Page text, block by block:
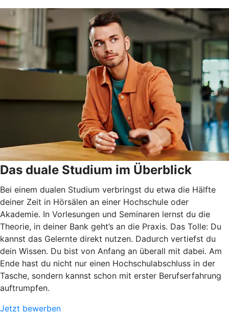
Das duale Studium im Überblick
Bei einem dualen Studium verbringst du etwa die Hälfte
deiner Zeit in Hörsälen an einer Hochschule oder
Akademie. In Vorlesungen und Seminaren lernst du die
Theorie, in deiner Bank geht’s an die Praxis. Das Tolle: Du
kannst das Gelernte direkt nutzen. Dadurch vertiefst du
dein Wissen. Du bist von Anfang an überall mit dabei. Am
Ende hast du nicht nur einen Hochschulabschluss in der
Tasche, sondern kannst schon mit erster Berufserfahrung
auftrumpfen.
Jetzt bewerben